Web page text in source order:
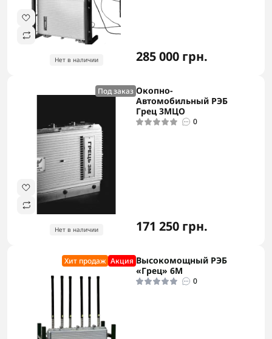
Нет в наличии 285 000 грн.
Под заказ
Нет в наличии
Окопно-
Автомобильный РЭБ
Грец 3MЦО
0
171 250 грн.
Хит продаж Акция Высокомощный РЭБ
«Грец» 6М
0